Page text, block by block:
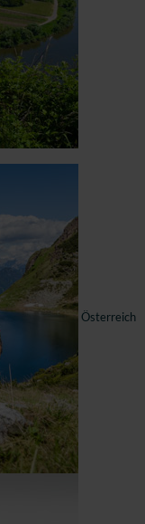
Österreich